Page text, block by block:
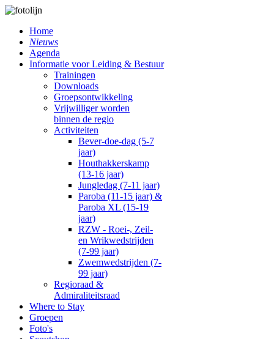
Home
Nieuws
Agenda
Informatie voor Leiding & Bestuur
Trainingen
Downloads
Groepsontwikkeling
Vrijwilliger worden
binnen de regio
Activiteiten
Bever-doe-dag (5-7
jaar)
Houthakkerskamp
(13-16 jaar)
Jungledag (7-11 jaar)
Paroba (11-15 jaar) &
Paroba XL (15-19
jaar)
RZW - Roei-, Zeil-
en Wrikwedstrijden
(7-99 jaar)
Zwemwedstrijden (7-
99 jaar)
Regioraad &
Admiraliteitsraad
Where to Stay
Groepen
Foto's